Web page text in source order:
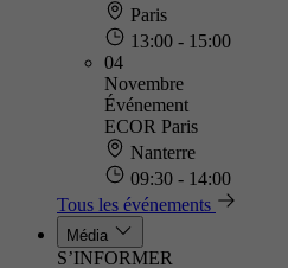
Paris
13:00 - 15:00
04
Novembre
Événement
ECOR Paris
Nanterre
09:30 - 14:00
Tous les événements
Média
S’INFORMER